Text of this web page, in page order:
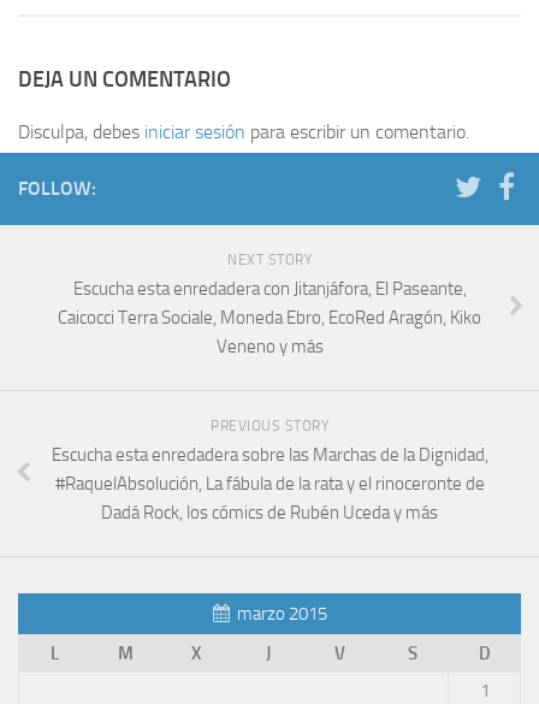
DEJA UN COMENTARIO
Disculpa, debes iniciar sesión para escribir un comentario.
FOLLOW:
NEXT STORY
Escucha esta enredadera con Jitanjáfora, El Paseante,
Caicocci Terra Sociale, Moneda Ebro, EcoRed Aragón, Kiko
Veneno y más
PREVIOUS STORY
Escucha esta enredadera sobre las Marchas de la Dignidad,
#RaquelAbsolución, La fábula de la rata y el rinoceronte de
Dadá Rock, los cómics de Rubén Uceda y más
marzo 2015
L
M X J V S D
1